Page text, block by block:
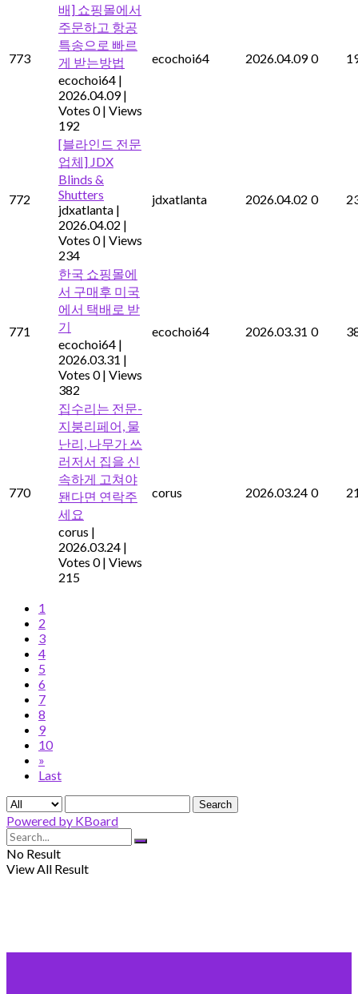
773
배] 쇼핑몰에서
주문하고 항공
특송으로 빠르
게 받는방법
ecochoi64 |
2026.04.09 |
Votes 0 | Views
192
ecochoi64 2026.04.09 0
772
[블라인드 전문
업체] JDX
Blinds &
Shutters
jdxatlanta |
2026.04.02 |
Votes 0 | Views
234
jdxatlanta 2026.04.02 0
771
한국 쇼핑몰에
서 구매후 미국
에서 택배로 받
기
ecochoi64 |
2026.03.31 |
Votes 0 | Views
382
ecochoi64 2026.03.31 0
770
집수리는 전문-
지붕리페어, 물
난리, 나무가 쓰
러저서 집을 신
속하게 고쳐야
됀다면 연락주
세요
corus |
2026.03.24 |
Votes 0 | Views
215
corus 2026.03.24 0
1
2
3
4
5
6
7
8
9
10
»
Last
Search
Powered by KBoard
No Result
View All Result